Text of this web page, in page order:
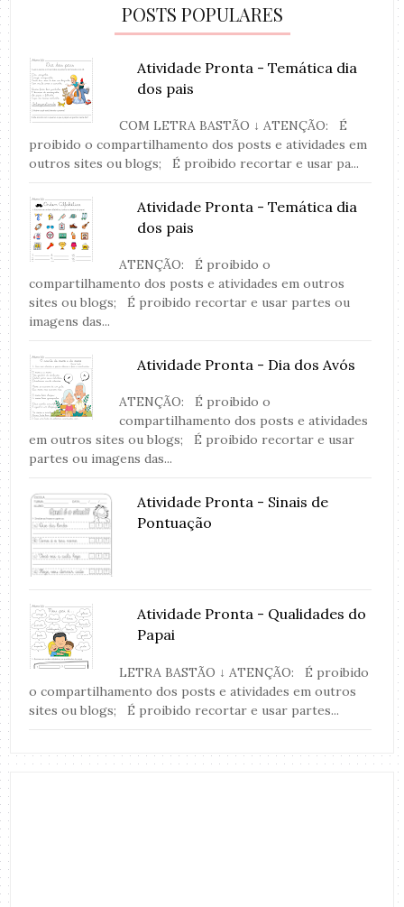
POSTS POPULARES
Atividade Pronta - Temática dia
dos pais
COM LETRA BASTÃO ↓ ATENÇÃO: É
proibido o compartilhamento dos posts e atividades em
outros sites ou blogs; É proibido recortar e usar pa...
Atividade Pronta - Temática dia
dos pais
ATENÇÃO: É proibido o
compartilhamento dos posts e atividades em outros
sites ou blogs; É proibido recortar e usar partes ou
imagens das...
Atividade Pronta - Dia dos Avós
ATENÇÃO: É proibido o
compartilhamento dos posts e atividades
em outros sites ou blogs; É proibido recortar e usar
partes ou imagens das...
Atividade Pronta - Sinais de
Pontuação
Atividade Pronta - Qualidades do
Papai
LETRA BASTÃO ↓ ATENÇÃO: É proibido
o compartilhamento dos posts e atividades em outros
sites ou blogs; É proibido recortar e usar partes...